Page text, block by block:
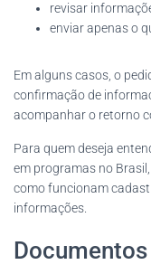
revisar
enviar apenas o
Em alguns casos, o
confirmação de
acompanhar o retorno
Para quem deseja
em programas no
como funcionam
informações.